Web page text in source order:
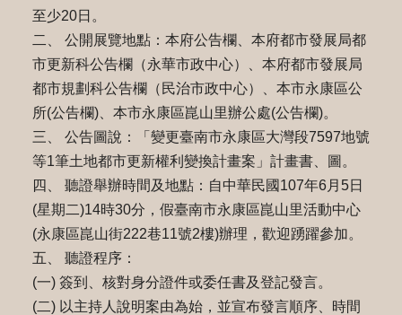
至少20日。
二、 公開展覽地點：本府公告欄、本府都市發展局都
市更新科公告欄（永華市政中心）、本府都市發展局
都市規劃科公告欄（民治市政中心）、本市永康區公
所(公告欄)、本市永康區崑山里辦公處(公告欄)。
三、 公告圖說：「變更臺南市永康區大灣段7597地號
等1筆土地都市更新權利變換計畫案」計畫書、圖。
四、 聽證舉辦時間及地點：自中華民國107年6月5日
(星期二)14時30分，假臺南市永康區崑山里活動中心
(永康區崑山街222巷11號2樓)辦理，歡迎踴躍參加。
五、 聽證程序：
(一) 簽到、核對身分證件或委任書及登記發言。
(二) 以主持人說明案由為始，並宣布發言順序、時間